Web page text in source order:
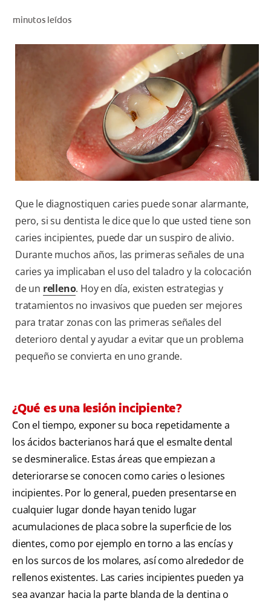
PARA PROFESIONALES
CUPONES
CO (ES)
SUSCRÍBETE
minutos leídos
Que le diagnostiquen caries puede sonar alarmante,
pero, si su dentista le dice que lo que usted tiene son
caries incipientes, puede dar un suspiro de alivio.
Durante muchos años, las primeras señales de una
caries ya implicaban el uso del taladro y la colocación
de un relleno. Hoy en día, existen estrategias y
tratamientos no invasivos que pueden ser mejores
para tratar zonas con las primeras señales del
deterioro dental y ayudar a evitar que un problema
pequeño se convierta en uno grande.
¿Qué es una lesión incipiente?
Con el tiempo, exponer su boca repetidamente a
los ácidos bacterianos hará que el esmalte dental
se desmineralice. Estas áreas que empiezan a
deteriorarse se conocen como caries o lesiones
incipientes. Por lo general, pueden presentarse en
cualquier lugar donde hayan tenido lugar
acumulaciones de placa sobre la superficie de los
dientes, como por ejemplo en torno a las encías y
en los surcos de los molares, así como alrededor de
rellenos existentes. Las caries incipientes pueden ya
sea avanzar hacia la parte blanda de la dentina o